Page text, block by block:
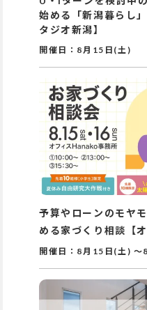
始める「新潟暮らし
タジオ新潟】
開催日： 8月15日(土)
予算やローンのモヤ
める家づくり相談【
開催日： 8月15日(土) ～